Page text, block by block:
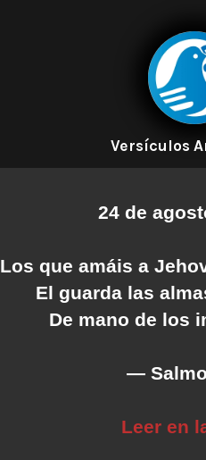
Versículos
24 de
Los que amáis a
El guarda las
De mano de los
—
Leer en